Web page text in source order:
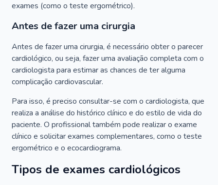
exames (como o teste ergométrico).
Antes de fazer uma cirurgia
Antes de fazer uma cirurgia, é necessário obter o parecer
cardiológico, ou seja, fazer uma avaliação completa com o
cardiologista para estimar as chances de ter alguma
complicação cardiovascular.
Para isso, é preciso consultar-se com o cardiologista, que
realiza a análise do histórico clínico e do estilo de vida do
paciente. O profissional também pode realizar o exame
clínico e solicitar exames complementares, como o teste
ergométrico e o ecocardiograma.
Tipos de exames cardiológicos